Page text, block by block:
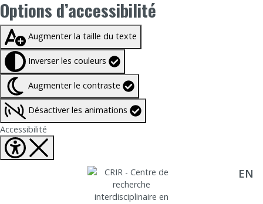
Options d’accessibilité
Taille du texte à100%
Augmenter la taille du texte
Inverser les couleurs
Augmenter le contraste
Désactiver les animations
Accessibilité
Aller directement au contenu EN